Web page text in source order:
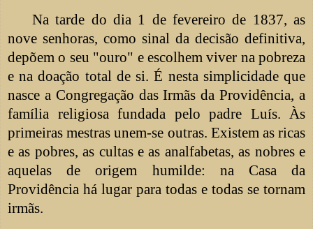
Na tarde do dia 1 de fevereiro de 1837, as
nove senhoras, como sinal da decisão definitiva,
depõem o seu "ouro" e escolhem viver na pobreza
e na doação total de si. É nesta simplicidade que
nasce a Congregação das Irmãs da Providência, a
família religiosa fundada pelo padre Luís. Às
primeiras mestras unem-se outras. Existem as ricas
e as pobres, as cultas e as analfabetas, as nobres e
aquelas de origem humilde: na Casa da
Providência há lugar para todas e todas se tornam
irmãs.